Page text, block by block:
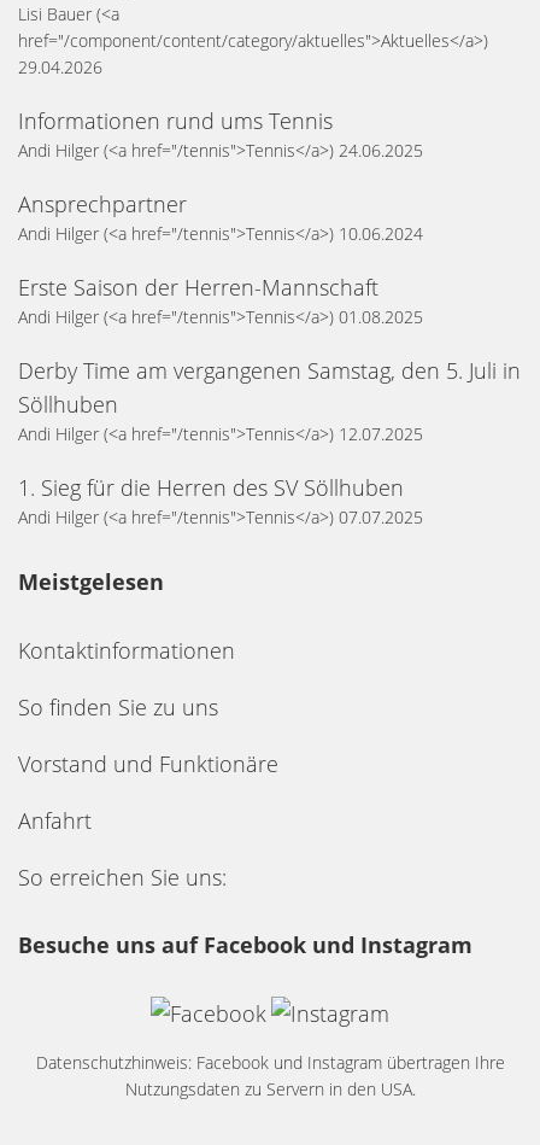
Lisi Bauer (<a
href="/component/content/category/aktuelles">Aktuelles</a>)
29.04.2026
Informationen rund ums Tennis
Andi Hilger (<a href="/tennis">Tennis</a>) 24.06.2025
Ansprechpartner
Andi Hilger (<a href="/tennis">Tennis</a>) 10.06.2024
Erste Saison der Herren-Mannschaft
Andi Hilger (<a href="/tennis">Tennis</a>) 01.08.2025
Derby Time am vergangenen Samstag, den 5. Juli in
Söllhuben
Andi Hilger (<a href="/tennis">Tennis</a>) 12.07.2025
1. Sieg für die Herren des SV Söllhuben
Andi Hilger (<a href="/tennis">Tennis</a>) 07.07.2025
Meistgelesen
Kontaktinformationen
So finden Sie zu uns
Vorstand und Funktionäre
Anfahrt
So erreichen Sie uns:
Besuche uns auf Facebook und Instagram
Datenschutzhinweis: Facebook und Instagram übertragen Ihre
Nutzungsdaten zu Servern in den USA.